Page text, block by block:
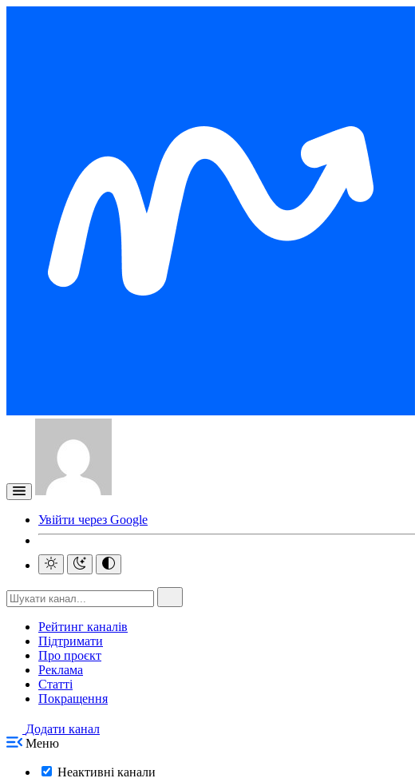
Увійти через Google
Рейтинг каналів
Підтримати
Про проєкт
Реклама
Статті
Покращення
Додати канал
Меню
Неактивні канали